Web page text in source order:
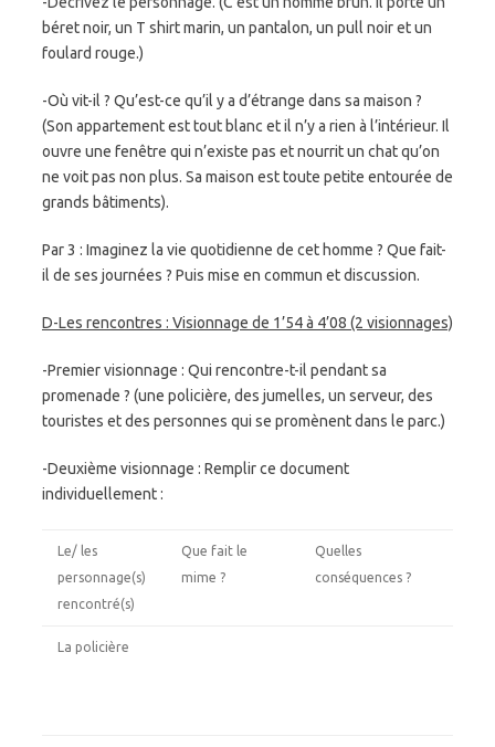
béret noir, un T shirt marin, un pantalon, un pull noir et un
foulard rouge.)
-Où vit-il ? Qu’est-ce qu’il y a d’étrange dans sa maison ?
(Son appartement est tout blanc et il n’y a rien à l’intérieur. Il
ouvre une fenêtre qui n’existe pas et nourrit un chat qu’on
ne voit pas non plus. Sa maison est toute petite entourée de
grands bâtiments).
Par 3 : Imaginez la vie quotidienne de cet homme ? Que fait-
il de ses journées ? Puis mise en commun et discussion.
D-Les rencontres : Visionnage de 1’54 à 4’08 (2 visionnages)
-Premier visionnage : Qui rencontre-t-il pendant sa
promenade ? (une policière, des jumelles, un serveur, des
touristes et des personnes qui se promènent dans le parc.)
-Deuxième visionnage : Remplir ce document
individuellement :
Le/ les
personnage(s)
rencontré(s)
Que fait le
mime ?
Quelles
conséquences ?
La policière